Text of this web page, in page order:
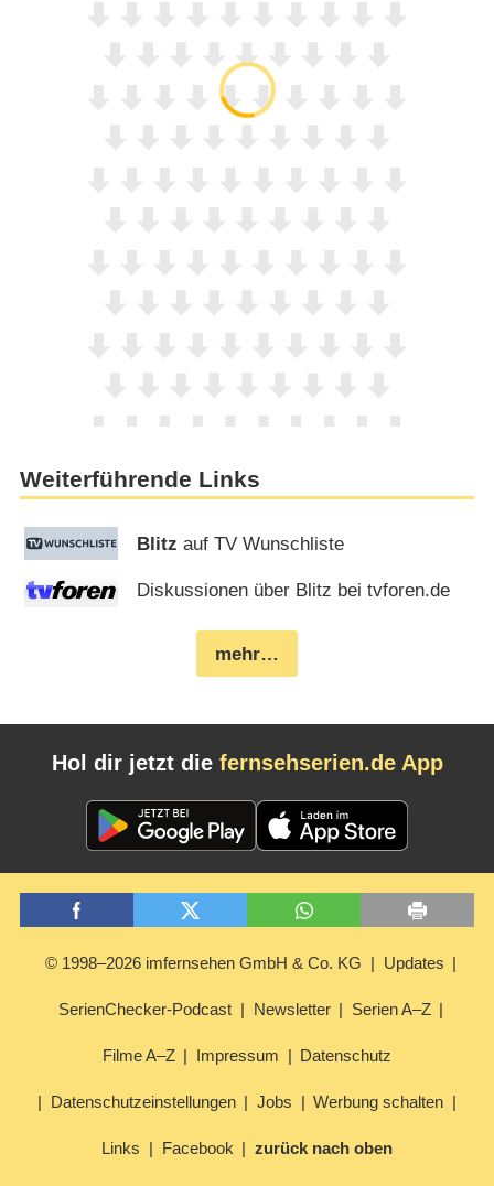
Weiterführende Links
Blitz auf TV Wunschliste
Diskussionen über Blitz bei tvforen.de
mehr…
Hol dir jetzt die fernsehserien.de App
© 1998–2026 imfernsehen GmbH & Co. KG Updates
SerienChecker-Podcast Newsletter Serien A–Z
Filme A–Z Impressum Datenschutz
Datenschutzeinstellungen Jobs Werbung schalten
Links Facebook zurück nach oben